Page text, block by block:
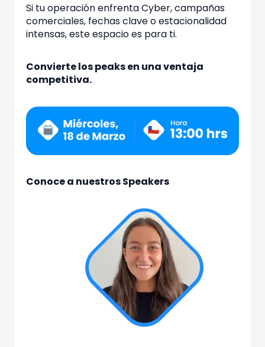
Si tu operación enfrenta Cyber, campañas
comerciales, fechas clave o estacionalidad
intensas, este espacio es para ti.
Convierte los peaks en una ventaja
competitiva.
Conoce a nuestros Speakers